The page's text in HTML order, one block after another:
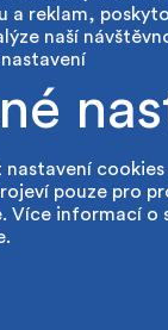
a reklam,
naší
pouze pro
Více informací o
.